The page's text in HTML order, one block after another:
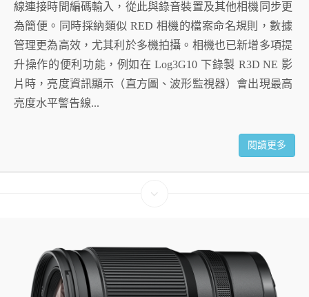
線連接時間編碼輸入，從此與錄音裝置及其他相機同步更
為簡便。同時採納類似 RED 相機的檔案命名規則，數據
管理更為高效，尤其利於多機拍攝。相機也已新增多項提
升操作的便利功能，例如在 Log3G10 下錄製 R3D NE 影
片時，亮度資訊顯示（直方圖、波形監視器）會出現最高
亮度水平警告線...
閱讀更多